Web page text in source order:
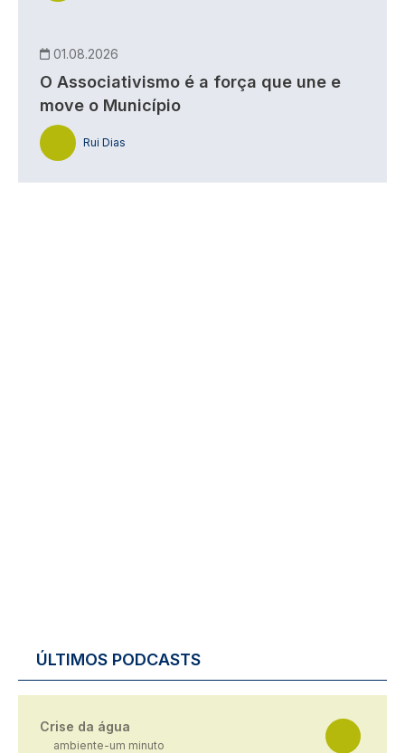
01.08.2026
O Associativismo é a força que une e
move o Município
Rui Dias
ÚLTIMOS PODCASTS
Crise da água
ambiente-um minuto